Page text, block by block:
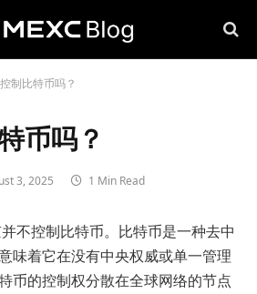
制比特币吗？
币吗？
3, 2025 1 Min Read
不控制比特币。比特币是一种去中
味着它在没有中央权威或单一管理
币的控制权分散在全球网络的节点